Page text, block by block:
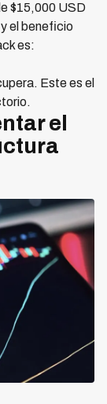
$15,000 USD
el beneficio
es:
Este es el
el